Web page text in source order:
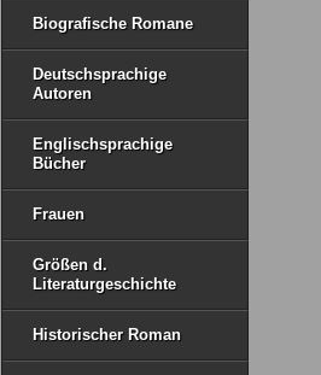
Biografische Romane
Deutschsprachige
Autoren
Englischsprachige
Bücher
Frauen
Größen d.
Literaturgeschichte
Historischer Roman